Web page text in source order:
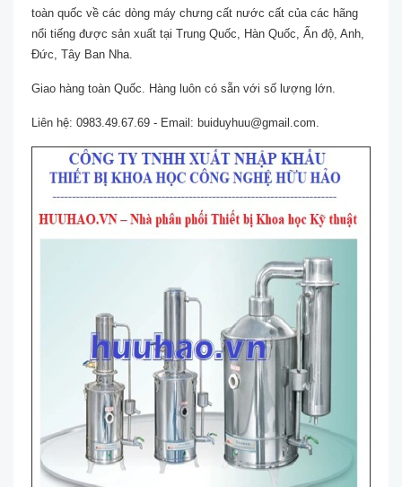
toàn quốc về các dòng máy chưng cất nước cất của các hãng
nổi tiếng được sản xuất tại Trung Quốc, Hàn Quốc, Ấn độ, Anh,
Đức, Tây Ban Nha.
Giao hàng toàn Quốc. Hàng luôn có sẵn với số lượng lớn.
Liên hệ: 0983.49.67.69 - Email: buiduyhuu@gmail.com.